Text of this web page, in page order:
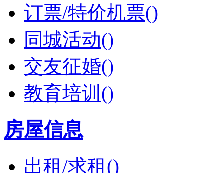
订票/特价机票()
同城活动()
交友征婚()
教育培训()
房屋信息
出租/求租()